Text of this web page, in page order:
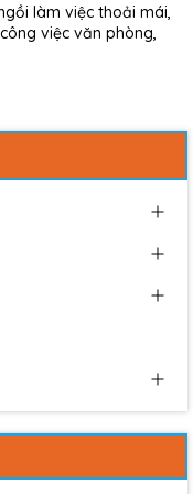
làm việc thoải mái,
việc văn phòng,